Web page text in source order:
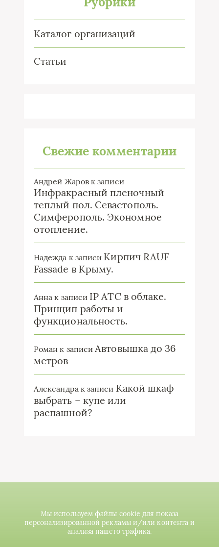
Каталог организаций
Статьи
Свежие комментарии
Андрей Жаровк записи
Инфракрасный пленочный
теплый пол. Севастополь.
Симферополь. Экономное
отопление.
Надежда к записи Кирпич RAUF
Fassade в Крыму.
Анна к записи IP ATC в облаке.
Принцип работы и
функциональность.
Роман к записиАвтовышка до 36
метров
Александрак записи Какой шкаф
выбрать – купе или
распашной?
Мы используем файлы cookie для показа
персонализированной рекламы и/или контента и
анализа нашего трафика.